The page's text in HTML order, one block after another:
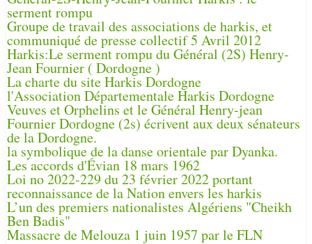
serment rompu
Groupe de travail des associations de harkis, et
communiqué de presse collectif 5 Avril 2012
Harkis:Le serment rompu du Général (2S) Henry-
Jean Fournier ( Dordogne )
La charte du site Harkis Dordogne
l'Association Départementale Harkis Dordogne
Veuves et Orphelins et le Général Henry-jean
Fournier Dordogne (2s) écrivent aux deux sénateurs
de la Dordogne.
la symbolique de la danse orientale par Dyanka.
Les accords d'Évian 18 mars 1962
Loi no 2022-229 du 23 février 2022 portant
reconnaissance de la Nation envers les harkis
L’un des premiers nationalistes Algériens "Cheikh
Ben Badis"
Massacre de Melouza 1 juin 1957 par le FLN